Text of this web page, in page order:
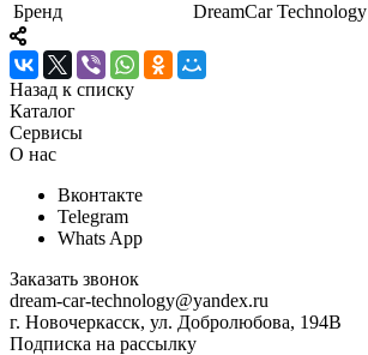
Бренд DreamCar Technology
Назад к списку
Каталог
Сервисы
О нас
Вконтакте
Telegram
Whats App
Заказать звонок
dream-car-technology@yandex.ru
г. Новочеркасск, ул. Добролюбова, 194В
Подписка на рассылку